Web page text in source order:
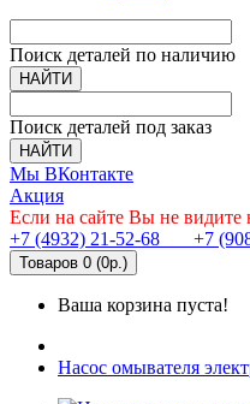
Поиск деталей по наличию
НАЙТИ
Поиск деталей под заказ
НАЙТИ
Мы ВКонтакте
Акция
Если на сайте Вы не
+7 (4932) 21-52-68
+7
Товаров 0 (0р.)
Ваша корзина пуста!
Насос омывателя